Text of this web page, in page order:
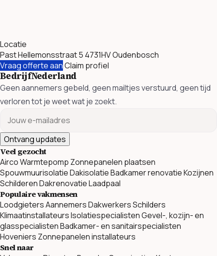
Locatie
Past Hellemonsstraat 5 4731HV Oudenbosch
Vraag offerte aanClaim profiel
BedrijfNederland
Geen aannemers gebeld, geen mailtjes verstuurd, geen tijd
verloren tot je weet wat je zoekt.
Ontvang updates
Veel gezocht
AircoWarmtepomp Zonnepanelen plaatsen
SpouwmuurisolatieDakisolatieBadkamer renovatieKozijnen
SchilderenDakrenovatieLaadpaal
Populaire vakmensen
LoodgietersAannemersDakwerkersSchilders
KlimaatinstallateursIsolatiespecialistenGevel-, kozijn- en
glasspecialistenBadkamer- en sanitairspecialisten
Hoveniers Zonnepanelen installateurs
Snel naar